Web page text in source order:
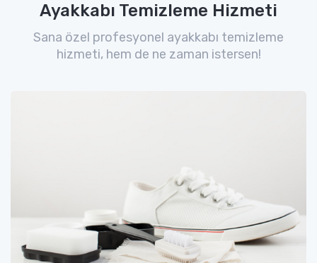
Ayakkabı Temizleme Hizmeti
Sana özel profesyonel ayakkabı temizleme
hizmeti, hem de ne zaman istersen!